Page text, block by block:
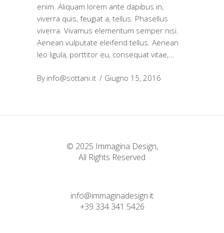
enim. Aliquam lorem ante dapibus in,
viverra quis, feugiat a, tellus. Phasellus
viverra. Vivamus elementum semper nisi.
Aenean vulputate eleifend tellus. Aenean
leo ligula, porttitor eu, consequat vitae,
By info@sottani.it Giugno 15, 2016
© 2025 Immagina Design,
All Rights Reserved
info@immaginadesign.it
+39 334 341 5426